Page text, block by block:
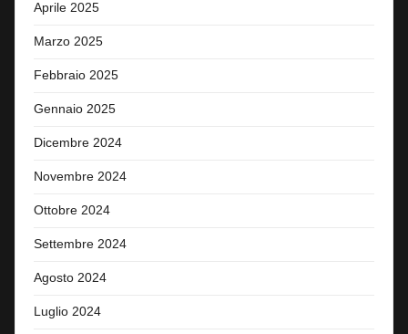
Aprile 2025
Marzo 2025
Febbraio 2025
Gennaio 2025
Dicembre 2024
Novembre 2024
Ottobre 2024
Settembre 2024
Agosto 2024
Luglio 2024